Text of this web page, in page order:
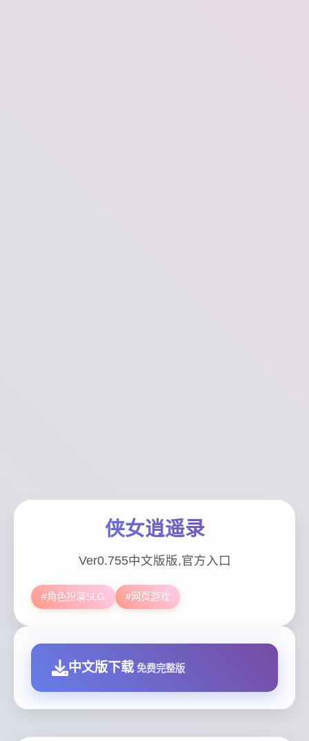
侠女逍遥录
Ver0.755中文版版,官方入口
#角色扮演SLG #网页游戏
中文版下载 免费完整版